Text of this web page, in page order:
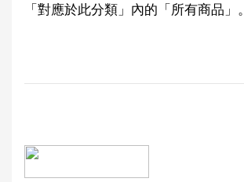
「對應於此分類」內的「所有商品」。